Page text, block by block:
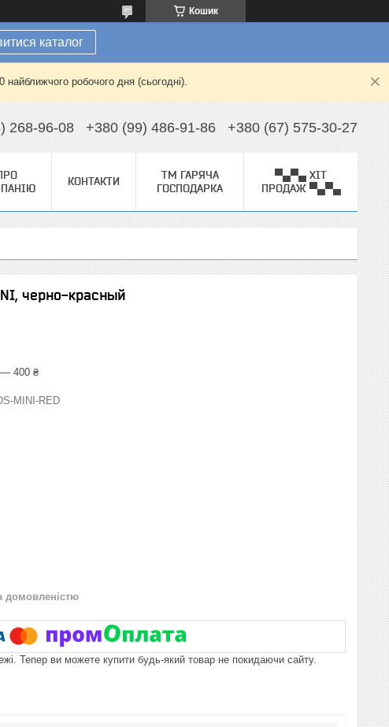
Кошик
каталог
робочого дня (сьогодні).
268-96-08 +380 (99) 486-91-86 +380 (67) 575-30-27
КОНТАКТИ
ТМ ГАРЯЧА
ГОСПОДАРКА
▀▄▀▄ ХІТ
ПРОДАЖ ▀▄▀▄
черно-красный
— 400 ₴
MINI-RED
домовленістю
Тепер ви можете купити будь-який товар не покидаючи сайту.